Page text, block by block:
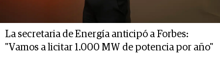
La secretaria de Energía anticipó a Forbes:
"Vamos a licitar 1.000 MW de potencia por año"